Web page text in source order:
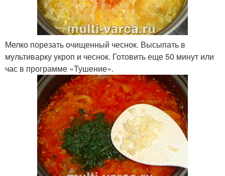
Мелко порезать очищенный чеснок. Высыпать в
мультиварку укроп и чеснок. Готовить еще 50 минут или
час в программе «Тушение».